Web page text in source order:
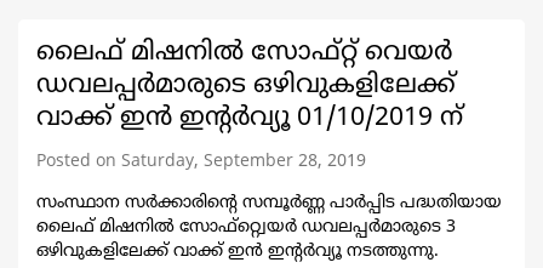
ലൈഫ് മിഷനിൽ സോഫ്റ്റ് വെയർ
ഡവലപ്പർമാരുടെ ഒഴിവുകളിലേക്ക്
വാക്ക് ഇൻ ഇന്റർവ്യൂ 01/10/2019 ന്
Posted on Saturday, September 28, 2019
സംസ്ഥാന സർക്കാരിന്റെ സമ്പൂർണ്ണ പാർപ്പിട പദ്ധതിയായ
ലൈഫ് മിഷനിൽ സോഫ്റ്റ്വെയർ ഡവലപ്പർമാരുടെ 3
ഒഴിവുകളിലേക്ക് വാക്ക് ഇൻ ഇന്റർവ്യൂ നടത്തുന്നു.